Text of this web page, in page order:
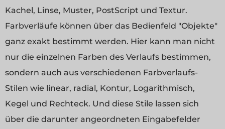
Kachel, Linse, Muster, PostScript und Textur.
Farbverläufe können über das Bedienfeld "Objekte"
ganz exakt bestimmt werden. Hier kann man nicht
nur die einzelnen Farben des Verlaufs bestimmen,
sondern auch aus verschiedenen Farbverlaufs-
Stilen wie linear, radial, Kontur, Logarithmisch,
Kegel und Rechteck. Und diese Stile lassen sich
über die darunter angeordneten Eingabefelder